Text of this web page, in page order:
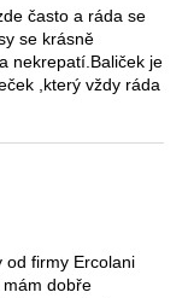
často a ráda se
se krásně
nekrepatí.Baliček je
,který vždy ráda
od firmy Ercolani
dobře